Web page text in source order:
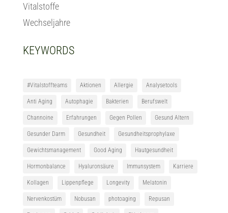
Vitalstoffe
Wechseljahre
KEYWORDS
#Vitalstoffteams Aktionen Allergie Analysetools
Anti Aging Autophagie Bakterien Berufswelt
Channoine Erfahrungen Gegen Pollen Gesund Altern
Gesunder Darm Gesundheit Gesundheitsprophylaxe
Gewichtsmanagement Good Aging Hautgesundheit
Hormonbalance Hyaluronsäure Immunsystem Karriere
Kollagen Lippenpflege Longevity Melatonin
Nervenkostüm Nobusan photoaging Repusan